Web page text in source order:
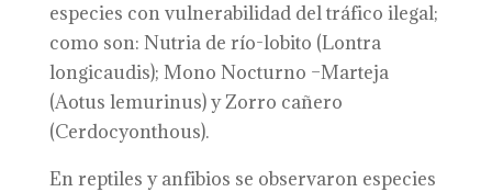
especies con vulnerabilidad del tráfico ilegal;
como son: Nutria de río-lobito (Lontra
longicaudis); Mono Nocturno –Marteja
(Aotus lemurinus) y Zorro cañero
(Cerdocyonthous).
En reptiles y anfibios se observaron especies